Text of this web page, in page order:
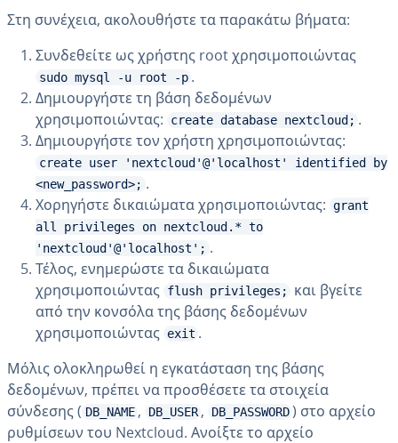
Στη συνέχεια, ακολουθήστε τα παρακάτω βήματα:
Συνδεθείτε ως χρήστης root χρησιμοποιώντας
sudo mysql -u root -p .
Δημιουργήστε τη βάση δεδομένων
χρησιμοποιώντας:
create database nextcloud; .
Δημιουργήστε τον χρήστη χρησιμοποιώντας:
create user 'nextcloud'@'localhost' identified by
<new_password>; .
Χορηγήστε δικαιώματα χρησιμοποιώντας: grant
all privileges on nextcloud.* to
'nextcloud'@'localhost'; .
Τέλος, ενημερώστε τα δικαιώματα
χρησιμοποιώντας flush privileges;
και βγείτε
από την κονσόλα της βάσης δεδομένων
χρησιμοποιώντας exit .
Μόλις ολοκληρωθεί η εγκατάσταση της βάσης
δεδομένων, πρέπει να προσθέσετε τα στοιχεία
σύνδεσης ( DB_NAME , DB_USER , DB_PASSWORD ) στο αρχείο
ρυθμίσεων του Nextcloud. Ανοίξτε το αρχείο